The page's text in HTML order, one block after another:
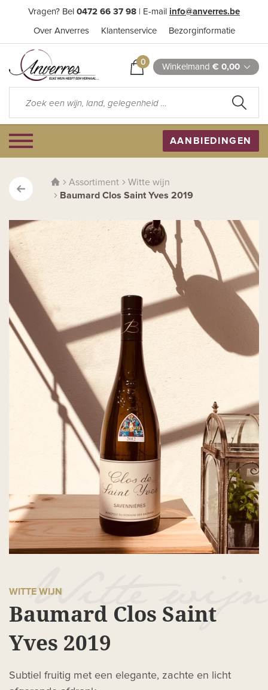
Vragen? Bel 0472 66 37 98 | E-mail info@anverres.be
Over Anverres Klantenservice Bezorginformatie
0 Winkelmand € 0,00
AANBIEDINGEN
Assortiment
Witte wijn
Baumard Clos Saint Yves 2019
WITTE WIJN
Baumard Clos Saint
Yves 2019
Subtiel fruitig met een elegante, zachte en licht